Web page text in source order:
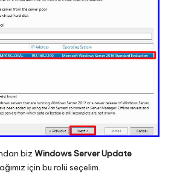
biz Windows Server Update
için bu rolü seçelim.